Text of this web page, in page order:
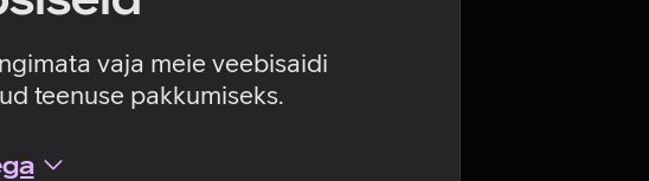
vaja meie veebisaidi
teenuse pakkumiseks.